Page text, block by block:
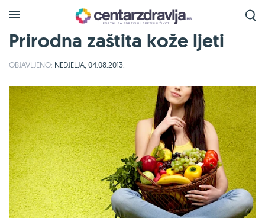
Prirodna zaštita kože ljeti
OBJAVLJENO: NEDJELJA, 04.08.2013.